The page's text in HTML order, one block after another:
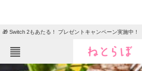
🎁 Switch 2もあたる！ プレゼントキャンペーン実施中！
ねとらぼメニュー